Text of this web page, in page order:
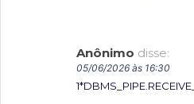
Anônimo disse:
05/06/2026 às 16:30